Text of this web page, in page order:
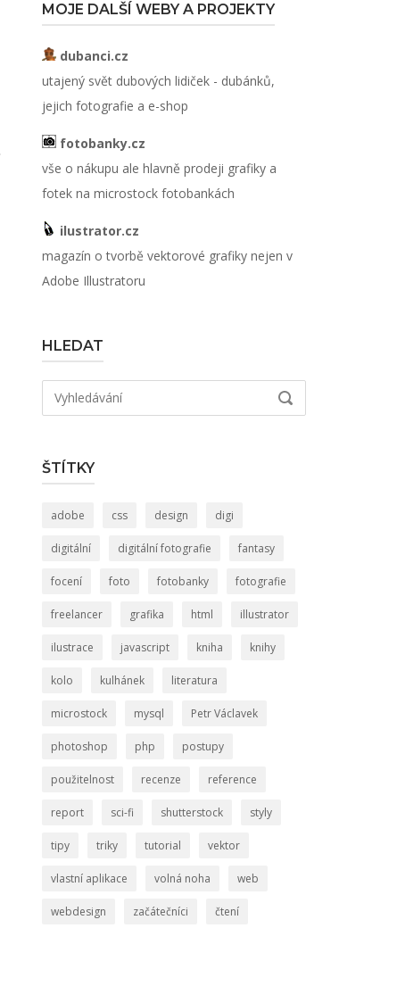
MOJE DALŠÍ WEBY A PROJEKTY
dubanci.cz
utajený svět dubových lidiček - dubánků,
jejich fotografie a e-shop
fotobanky.cz
vše o nákupu ale hlavně prodeji grafiky a
fotek na microstock fotobankách
ilustrator.cz
magazín o tvorbě vektorové grafiky nejen v
Adobe Illustratoru
HLEDAT
Hledat:
VYHLEDÁVÁNÍ
ŠTÍTKY
adobe css design digi
digitální digitální fotografie fantasy
focení foto fotobanky fotografie
freelancer grafika html illustrator
ilustrace javascript kniha knihy
kolo kulhánek literatura
microstock mysql Petr Václavek
photoshop php postupy
použitelnost recenze reference
report sci-fi shutterstock styly
tipy triky tutorial vektor
vlastní aplikace volná noha web
webdesign začátečníci čtení